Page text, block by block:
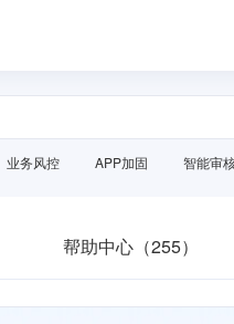
业务风控 APP加固 智能审
帮助中心（255）